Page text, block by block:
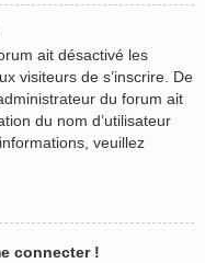
ait désactivé les
visiteurs de s’inscrire. De
du forum ait
du nom d’utilisateur
veuillez
connecter !